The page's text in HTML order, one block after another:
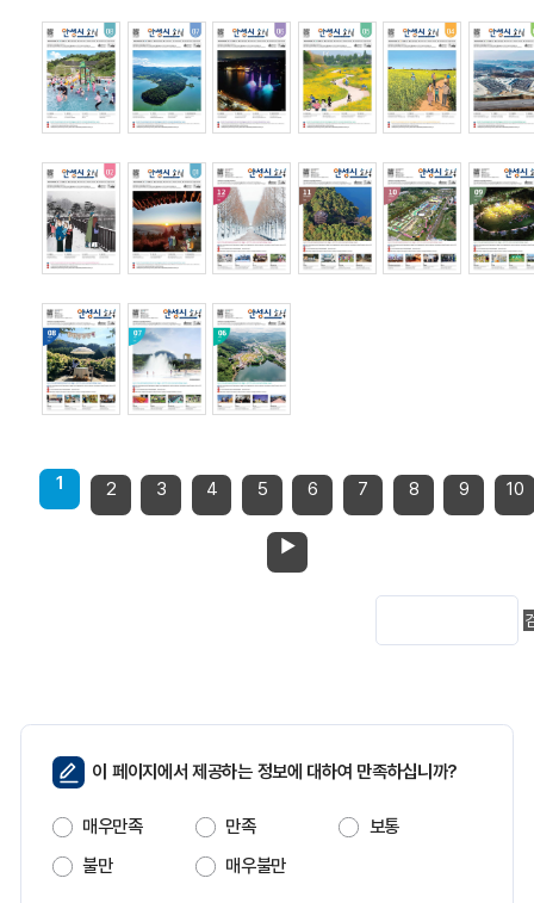
1 2 3 4 5 6 7 8 9 10
▶
페
이
지
만
족
이 페이지에서 제공하는 정보에 대하여 만족하십니까?
매우만족 만족
보통
불만
매우불만